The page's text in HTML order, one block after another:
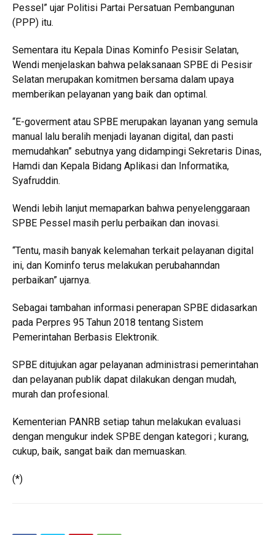
Pessel” ujar Politisi Partai Persatuan Pembangunan
(PPP) itu.
Sementara itu Kepala Dinas Kominfo Pesisir Selatan,
Wendi menjelaskan bahwa pelaksanaan SPBE di Pesisir
Selatan merupakan komitmen bersama dalam upaya
memberikan pelayanan yang baik dan optimal.
“E-goverment atau SPBE merupakan layanan yang semula
manual lalu beralih menjadi layanan digital, dan pasti
memudahkan” sebutnya yang didampingi Sekretaris Dinas,
Hamdi dan Kepala Bidang Aplikasi dan Informatika,
Syafruddin.
Wendi lebih lanjut memaparkan bahwa penyelenggaraan
SPBE Pessel masih perlu perbaikan dan inovasi.
“Tentu, masih banyak kelemahan terkait pelayanan digital
ini, dan Kominfo terus melakukan perubahanndan
perbaikan” ujarnya.
Sebagai tambahan informasi penerapan SPBE didasarkan
pada Perpres 95 Tahun 2018 tentang Sistem
Pemerintahan Berbasis Elektronik.
SPBE ditujukan agar pelayanan administrasi pemerintahan
dan pelayanan publik dapat dilakukan dengan mudah,
murah dan profesional.
Kementerian PANRB setiap tahun melakukan evaluasi
dengan mengukur indek SPBE dengan kategori ; kurang,
cukup, baik, sangat baik dan memuaskan.
(*)